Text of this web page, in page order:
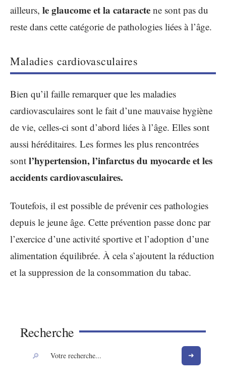
ailleurs, le glaucome et la cataracte ne sont pas du
reste dans cette catégorie de pathologies liées à l’âge.
Maladies cardiovasculaires
Bien qu’il faille remarquer que les maladies
cardiovasculaires sont le fait d’une mauvaise hygiène
de vie, celles-ci sont d’abord liées à l’âge. Elles sont
aussi héréditaires. Les formes les plus rencontrées
sont l’hypertension, l’infarctus du myocarde et les
accidents cardiovasculaires.
Toutefois, il est possible de prévenir ces pathologies
depuis le jeune âge. Cette prévention passe donc par
l’exercice d’une activité sportive et l’adoption d’une
alimentation équilibrée. À cela s’ajoutent la réduction
et la suppression de la consommation du tabac.
Recherche